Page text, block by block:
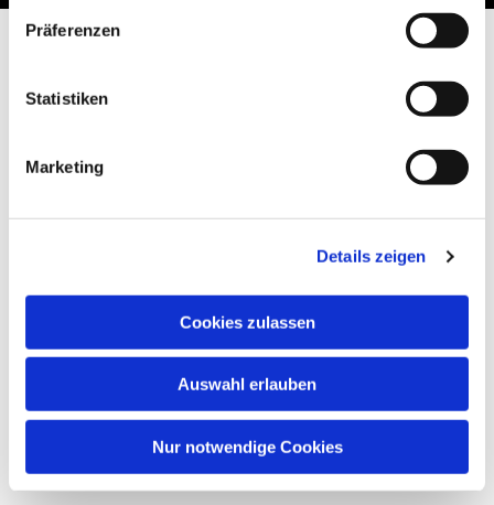
Präferenzen
Statistiken
Marketing
Details zeigen
Cookies zulassen
Auswahl erlauben
Nur notwendige Cookies